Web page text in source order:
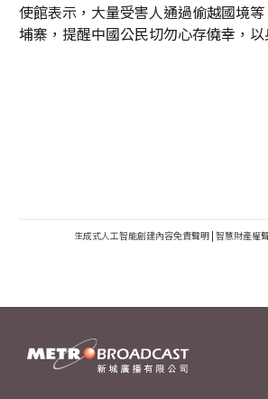
使館表示，大量受害人通過偷越國境
埔寨，提醒中國公民切勿心存僥幸，以
生成式人工智能創建內容免責聲明 | 智慧財產權